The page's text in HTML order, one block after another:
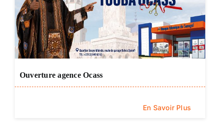
Ouverture agence Ocass
En Savoir Plus